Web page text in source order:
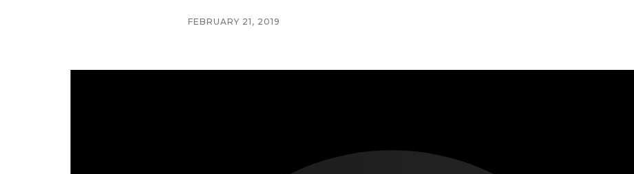
FEBRUARY 21, 2019